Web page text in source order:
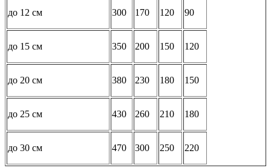
до 12 см 300 170 120 90
до 15 см 350 200 150 120
до 20 см 380 230 180 150
до 25 см 430 260 210 180
до 30 см 470 300 250 220